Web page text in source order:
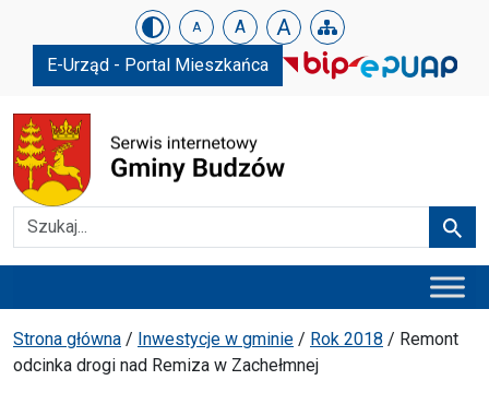
Urząd Gminy w Budzowie
Skip menu A A A
E-Urząd - Portal Mieszkańca
Szukaj
Ścieżka powrotu
Strona główna / Inwestycje w gminie / Rok 2018 / Remont
odcinka drogi nad Remiza w Zachełmnej